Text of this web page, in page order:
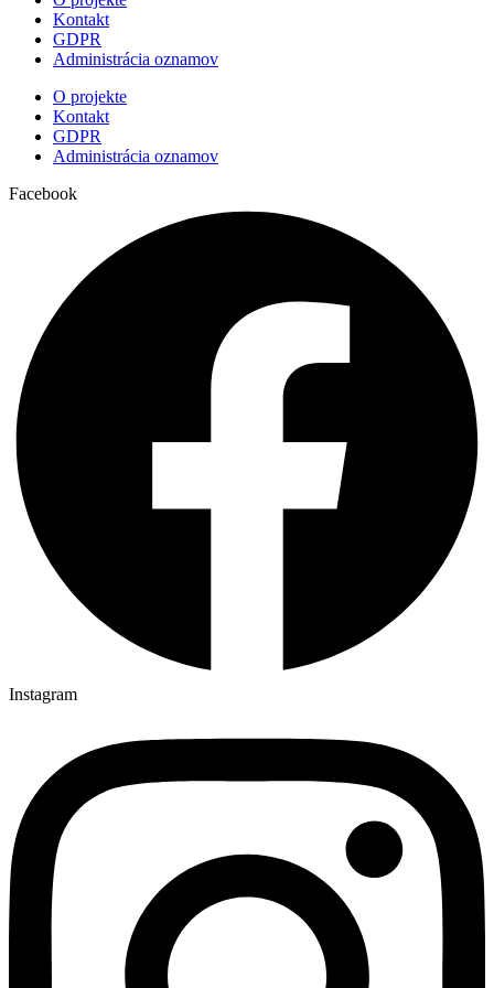
Kontakt
GDPR
Administrácia oznamov
O projekte
Kontakt
GDPR
Administrácia oznamov
Facebook
Instagram